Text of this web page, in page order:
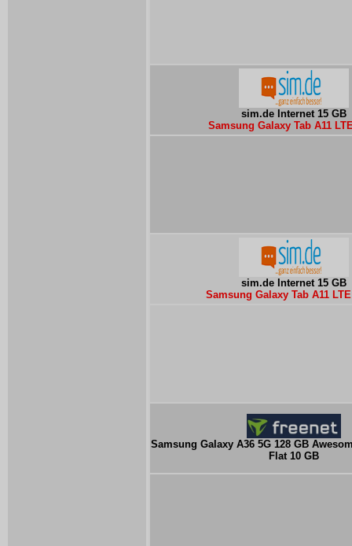
sim.de Internet 15 GB
Samsung Galaxy Tab A11
sim.de Internet 15 GB
Samsung Galaxy Tab A11
Samsung Galaxy A36 5G 128 GB
Flat 10 GB